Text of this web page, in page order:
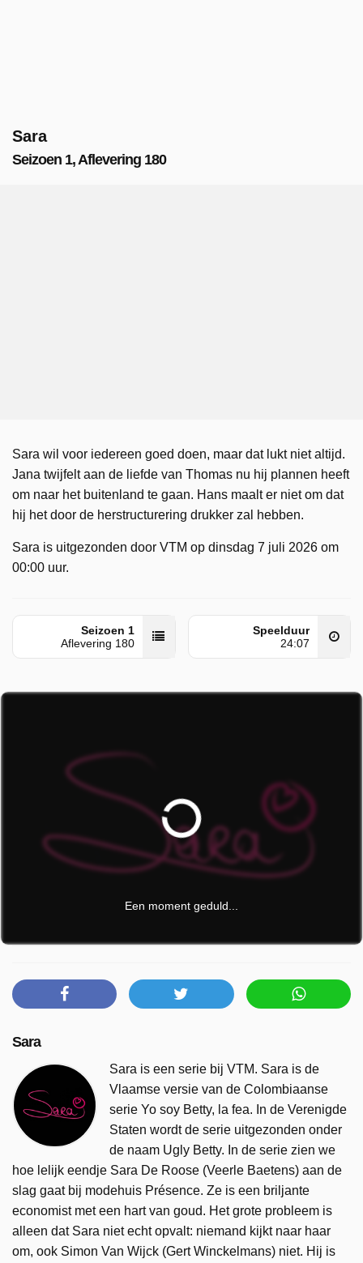
Sara
Seizoen 1, Aflevering 180
Sara wil voor iedereen goed doen, maar dat lukt niet altijd.
Jana twijfelt aan de liefde van Thomas nu hij plannen heeft
om naar het buitenland te gaan. Hans maalt er niet om dat
hij het door de herstructurering drukker zal hebben.
Sara is uitgezonden door VTM op dinsdag 7 juli 2026 om
00:00 uur.
Seizoen 1
Aflevering 180
Speelduur
24:07
Een moment geduld...
Sara
Sara is een serie bij VTM. Sara is de
Vlaamse versie van de Colombiaanse
serie Yo soy Betty, la fea. In de Verenigde
Staten wordt de serie uitgezonden onder
de naam Ugly Betty. In de serie zien we
hoe lelijk eendje Sara De Roose (Veerle Baetens) aan de
slag gaat bij modehuis Présence. Ze is een briljante
economist met een hart van goud. Het grote probleem is
alleen dat Sara niet echt opvalt: niemand kijkt naar haar
om, ook Simon Van Wijck (Gert Winckelmans) niet. Hij is